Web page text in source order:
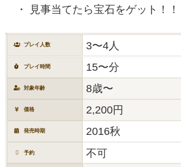
見事当てたら宝石をゲット！！
プレイ人数 3〜4人
プレイ時間 15〜分
対象年齢 8歳〜
価格 2,200円
発売時期 2016秋
予約 不可